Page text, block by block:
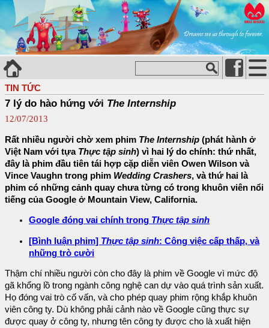
TIN TỨC
7 lý do hào hứng với The Internship
12/07/2013
Rất nhiều người chờ xem phim The Internship (phát hành ở
Việt Nam với tựa Thực tập sinh) vì hai lý do chính: thứ nhất,
đây là phim đầu tiên tái hợp cặp diễn viên Owen Wilson và
Vince Vaughn trong phim Wedding Crashers, và thứ hai là
phim có những cảnh quay chưa từng có trong khuôn viên nổi
tiếng của Google ở Mountain View, California.
Google đóng vai chính trong Thực tập sinh
[Bình luận phim] Thực tập sinh: Công việc cấp thấp, và
những trò cười
Thậm chí nhiều người còn cho đây là phim về Google vì mức độ
gã khổng lồ trong ngành công nghệ can dự vào quá trình sản xuất.
Họ đóng vai trò cố vấn, và cho phép quay phim rộng khắp khuôn
viên công ty. Dù không phải cảnh nào về Google cũng thực sự
được quay ở công ty, nhưng tên công ty được cho là xuất hiện